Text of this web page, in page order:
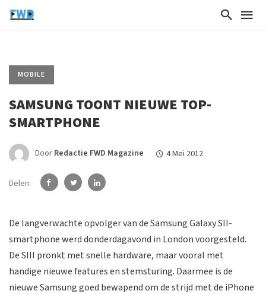
MOBILE
SAMSUNG TOONT NIEUWE TOP-
SMARTPHONE
Door Redactie FWD Magazine 4 Mei 2012
Delen:
De langverwachte opvolger van de Samsung Galaxy SII-
smartphone werd donderdagavond in London voorgesteld.
De SIII pronkt met snelle hardware, maar vooral met
handige nieuwe features en stemsturing. Daarmee is de
nieuwe Samsung goed bewapend om de strijd met de iPhone